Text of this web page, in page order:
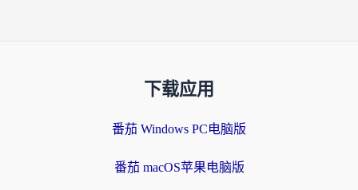
下载应用
番茄 Windows PC电脑版
番茄 macOS苹果电脑版